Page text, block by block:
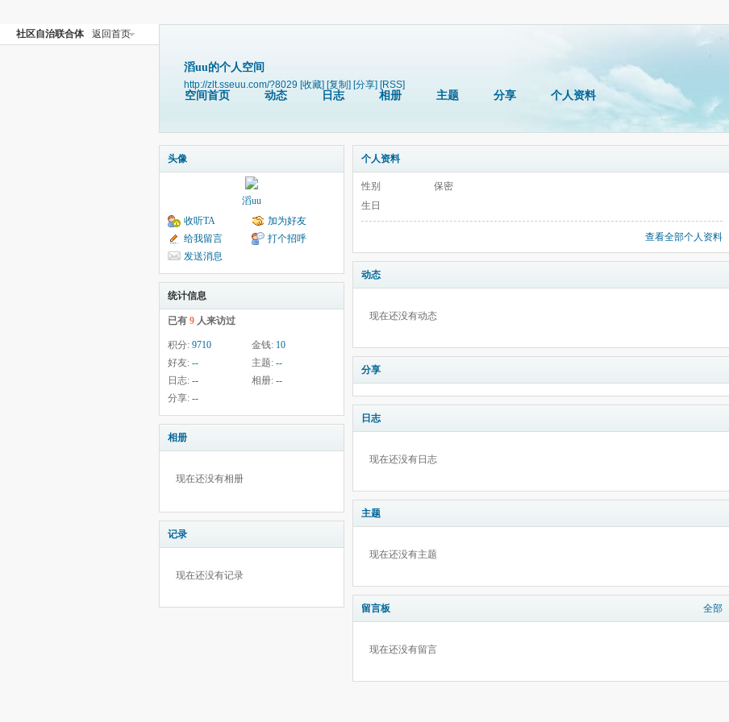
社区自治联合体 返回首页
滔uu的个人空间
http://zlt.sseuu.com/?8029 [收藏] [复制] [分享] [RSS]
空间首页 动态 日志 相册 主题 分享 个人资料
头像
滔uu
收听TA
加为好友
给我留言
打个招呼
发送消息
统计信息
已有 9 人来访过
积分: 9710 金钱: 10
好友: -- 主题: --
日志: -- 相册: --
分享: --
相册
现在还没有相册
记录
现在还没有记录
个人资料
性别
保密
生日
查看全部个人资料
动态
现在还没有动态
分享
日志
现在还没有日志
主题
现在还没有主题
留言板 全部
现在还没有留言